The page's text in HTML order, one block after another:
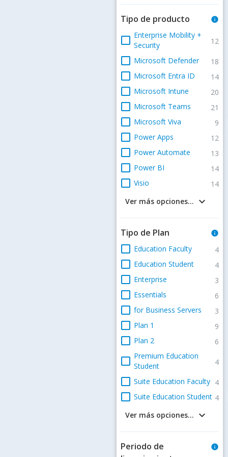
Tipo de producto info
check_box_outline_blank Enterprise Mobility +
Security
12
check_box_outline_blank Microsoft Defender 18
check_box_outline_blank Microsoft Entra ID 14
check_box_outline_blank Microsoft Intune 20
check_box_outline_blank Microsoft Teams 21
check_box_outline_blank Microsoft Viva 9
check_box_outline_blank Power Apps 12
check_box_outline_blank Power Automate 13
check_box_outline_blank Power BI 14
check_box_outline_blank Visio 14
keyboard_arrow_down
Ver más opciones...
Tipo de Plan info
check_box_outline_blank Education Faculty 4
check_box_outline_blank Education Student 4
check_box_outline_blank Enterprise 3
check_box_outline_blank Essentials 6
check_box_outline_blank for Business Servers 3
check_box_outline_blank Plan 1 9
check_box_outline_blank Plan 2 6
check_box_outline_blank Premium Education
Student
4
check_box_outline_blank Suite Education Faculty 4
check_box_outline_blank Suite Education Student 4
keyboard_arrow_down
Ver más opciones...
Periodo de
info